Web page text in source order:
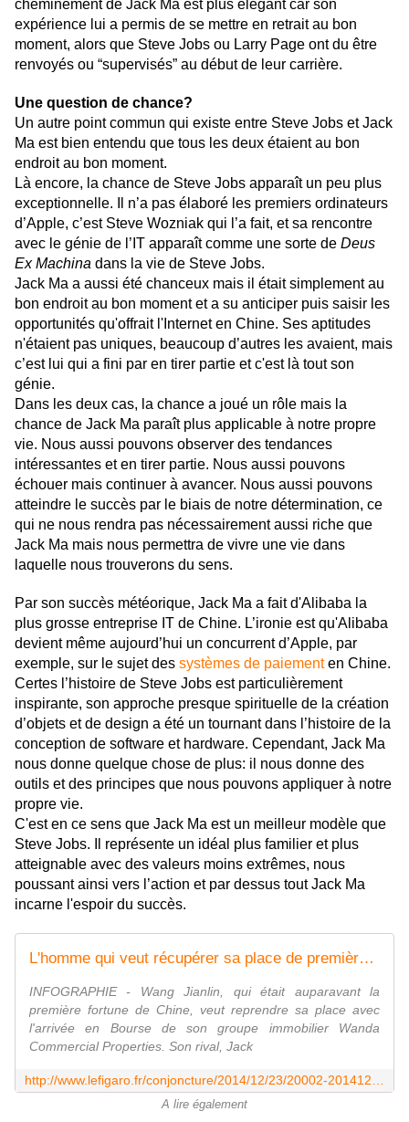
cheminement de Jack Ma est plus élégant car son
expérience lui a permis de se mettre en retrait au bon
moment, alors que Steve Jobs ou Larry Page ont du être
renvoyés ou “supervisés” au début de leur carrière.
Une question de chance?
Un autre point commun qui existe entre Steve Jobs et Jack
Ma est bien entendu que tous les deux étaient au bon
endroit au bon moment.
Là encore, la chance de Steve Jobs apparaît un peu plus
exceptionnelle. Il n’a pas élaboré les premiers ordinateurs
d’Apple, c’est Steve Wozniak qui l’a fait, et sa rencontre
avec le génie de l’IT apparaît comme une sorte de Deus
Ex Machina dans la vie de Steve Jobs.
Jack Ma a aussi été chanceux mais il était simplement au
bon endroit au bon moment et a su anticiper puis saisir les
opportunités qu'offrait l'Internet en Chine. Ses aptitudes
n'étaient pas uniques, beaucoup d’autres les avaient, mais
c’est lui qui a fini par en tirer partie et c'est là tout son
génie.
Dans les deux cas, la chance a joué un rôle mais la
chance de Jack Ma paraît plus applicable à notre propre
vie. Nous aussi pouvons observer des tendances
intéressantes et en tirer partie. Nous aussi pouvons
échouer mais continuer à avancer. Nous aussi pouvons
atteindre le succès par le biais de notre détermination, ce
qui ne nous rendra pas nécessairement aussi riche que
Jack Ma mais nous permettra de vivre une vie dans
laquelle nous trouverons du sens.
Par son succès météorique, Jack Ma a fait d'Alibaba la
plus grosse entreprise IT de Chine. L’ironie est qu'Alibaba
devient même aujourd’hui un concurrent d’Apple, par
exemple, sur le sujet des systèmes de paiementen Chine.
Certes l’histoire de Steve Jobs est particulièrement
inspirante, son approche presque spirituelle de la création
d’objets et de design a été un tournant dans l’histoire de la
conception de software et hardware. Cependant, Jack Ma
nous donne quelque chose de plus: il nous donne des
outils et des principes que nous pouvons appliquer à notre
propre vie.
C'est en ce sens que Jack Ma est un meilleur modèle que
Steve Jobs. Il représente un idéal plus familier et plus
atteignable avec des valeurs moins extrêmes, nous
poussant ainsi vers l’action et par dessus tout Jack Ma
incarne l'espoir du succès.
L'homme qui veut récupérer sa place de première fortune de Chine
INFOGRAPHIE - Wang Jianlin, qui était auparavant la
première fortune de Chine, veut reprendre sa place avec
l'arrivée en Bourse de son groupe immobilier Wanda
Commercial Properties. Son rival, Jack
A lire également